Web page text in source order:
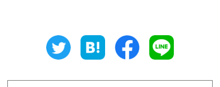
800円 三重県